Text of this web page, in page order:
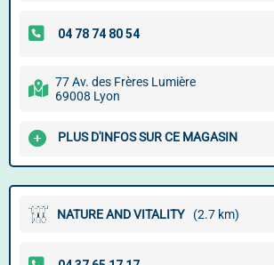
77 Av. des Frères Lumière
69008 Lyon
PLUS D'INFOS SUR CE MAGASIN
NATURE AND VITALITY (2.7 km)